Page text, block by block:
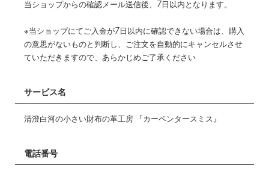
当ショップからの確認メール送信後、7日以内となります。
※当ショップにてご入金が7日以内に確認できない場合は、購入
の意思がないものと判断し、ご注文を自動的にキャンセルさせ
ていただきますので、あらかじめご了承ください
サービス名
清澄白河の小さい財布の革工房 『カーペンタースミス』
電話番号